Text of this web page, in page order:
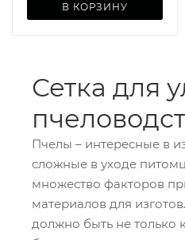
В КОРЗИНУ
Сетка для
Пчелы – интересные в
сложные в уходе
множество факторов
материалов для
должно быть не только